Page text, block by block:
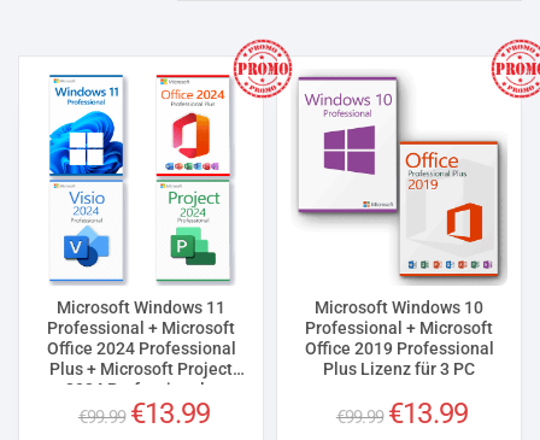
Microsoft Windows 11
Professional + Microsoft
Office 2024 Professional
Plus + Microsoft Project
2024 Professional +
Microsoft Visio 2024
€99.99
Ursprünglicher
€13.99
Microsoft Windows 10
Professional + Microsoft
Office 2019 Professional
Plus Lizenz für 3 PC
€99.99
Ursprünglicher
€13.99